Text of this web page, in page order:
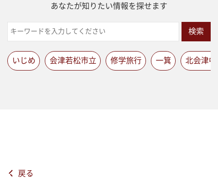
あなたが知りたい情報を探せます
検索
いじめ 会津若松市立 修学旅行 一箕 北会津中
戻る